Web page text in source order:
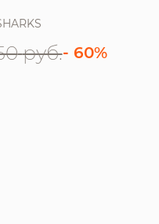
руб.- 60%